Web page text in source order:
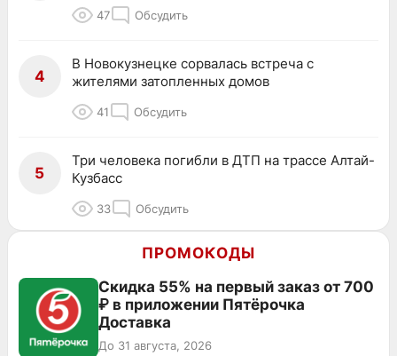
47 Обсудить
4
В Новокузнецке сорвалась встреча с
жителями затопленных домов
41 Обсудить
5
Три человека погибли в ДТП на трассе Алтай-
Кузбасс
33 Обсудить
ПРОМОКОДЫ
Скидка 55% на первый заказ от 700
₽ в приложении Пятёрочка
Доставка
До 31 августа, 2026